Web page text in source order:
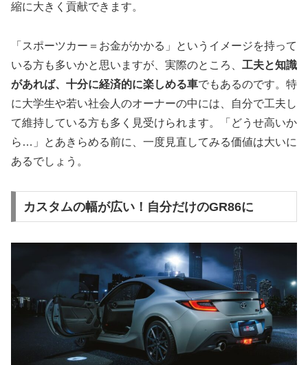
縮に大きく貢献できます。
「スポーツカー＝お金がかかる」というイメージを持って
いる方も多いかと思いますが、実際のところ、 工夫と知識
があれば、十分に経済的に楽しめる車でもあるのです。特
に大学生や若い社会人のオーナーの中には、自分で工夫し
て維持している方も多く見受けられます。「どうせ高いか
ら…」とあきらめる前に、一度見直してみる価値は大いに
あるでしょう。
カスタムの幅が広い！自分だけのGR86に